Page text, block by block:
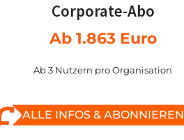
Corporate-Abo
Ab 1.863 Euro
Ab 3 Nutzern pro Organisation
ALLE INFOS & ABONNIEREN